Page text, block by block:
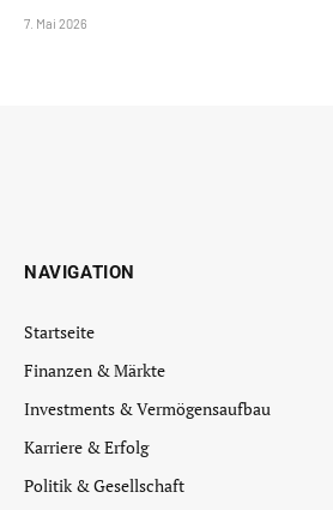
7. Mai 2026
NAVIGATION
Startseite
Finanzen & Märkte
Investments & Vermögensaufbau
Karriere & Erfolg
Politik & Gesellschaft